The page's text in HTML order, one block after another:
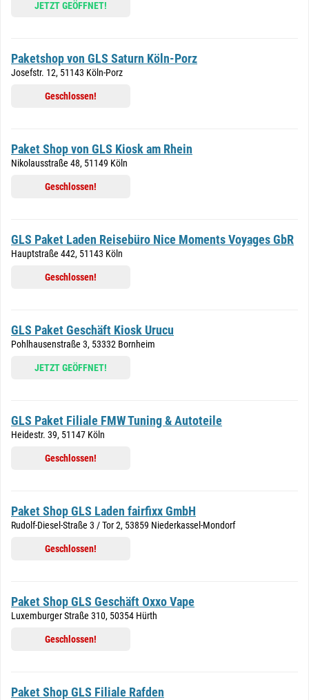
JETZT GEÖFFNET!
Paketshop von GLS Saturn Köln-Porz
Josefstr. 12, 51143 Köln-Porz
Geschlossen!
Paket Shop von GLS Kiosk am Rhein
Nikolausstraße 48, 51149 Köln
Geschlossen!
GLS Paket Laden Reisebüro Nice Moments Voyages GbR
Hauptstraße 442, 51143 Köln
Geschlossen!
GLS Paket Geschäft Kiosk Urucu
Pohlhausenstraße 3, 53332 Bornheim
JETZT GEÖFFNET!
GLS Paket Filiale FMW Tuning & Autoteile
Heidestr. 39, 51147 Köln
Geschlossen!
Paket Shop GLS Laden fairfixx GmbH
Rudolf-Diesel-Straße 3 / Tor 2, 53859 Niederkassel-Mondorf
Geschlossen!
Paket Shop GLS Geschäft Oxxo Vape
Luxemburger Straße 310, 50354 Hürth
Geschlossen!
Paket Shop GLS Filiale Rafden